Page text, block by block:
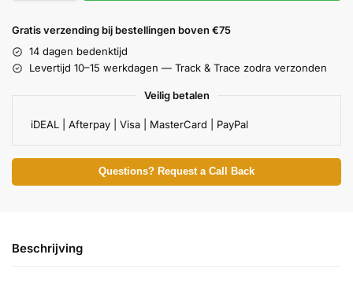
Gratis verzending bij bestellingen boven €75
14 dagen bedenktijd
Levertijd 10–15 werkdagen — Track & Trace zodra verzonden
Veilig betalen
iDEAL | Afterpay | Visa | MasterCard | PayPal
Questions? Request a Call Back
Beschrijving